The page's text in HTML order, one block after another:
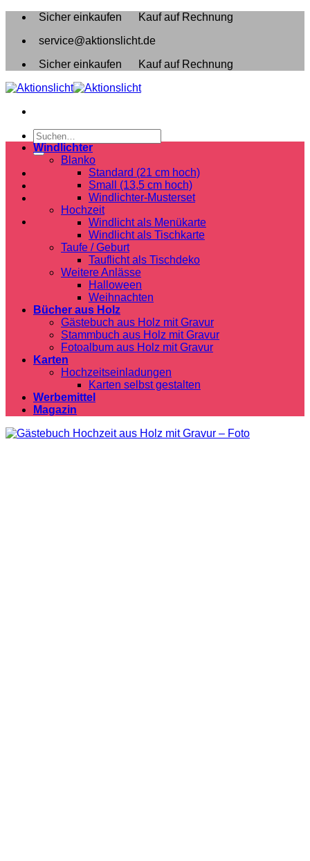
Zum
springen
Sicher einkaufen
Kauf auf Rechnung
service@aktionslicht.de
Sicher einkaufen
Kauf auf Rechnung
Suchen
nach:
Windlichter
Blanko
Standard (21 cm hoch)
Small (13,5 cm hoch)
Windlichter-Musterset
Hochzeit
Windlicht als Menükarte
Windlicht als Tischkarte
Taufe / Geburt
Tauflicht als Tischdeko
Weitere Anlässe
Halloween
Weihnachten
Bücher aus Holz
Gästebuch aus Holz mit Gravur
Stammbuch aus Holz mit Gravur
Fotoalbum aus Holz mit Gravur
Karten
Hochzeitseinladungen
Karten selbst gestalten
Werbemittel
Magazin